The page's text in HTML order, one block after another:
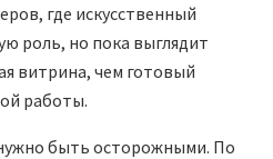
где искусственный
роль, но пока выглядит
витрина, чем готовый
работы.
быть осторожными. По